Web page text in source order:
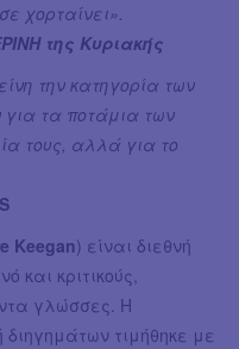
χορταίνει».
της Κυριακής
την κατηγορία των
τα ποτάμια των
τους, αλλά για το
Keegan) είναι διεθνή
και κριτικούς,
γλώσσες. Η
τιμήθηκε με